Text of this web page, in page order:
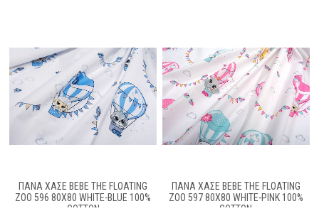
ΠΆΝΑ ΧΑΣΈ BEBE THE FLOATING
ZOO 596 80X80 WHITE-BLUE 100%
COTTON
ΠΆΝΑ ΧΑΣΈ BEBE THE FLOATING
ZOO 597 80X80 WHITE-PINK 100%
COTTON